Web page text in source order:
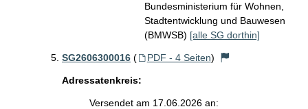
Bundesministerium für Wohnen,
Stadtentwicklung und Bauwesen
(BMWSB) [alle SG dorthin]
SG2606300016 ( PDF - 4 Seiten)
Adressatenkreis:
Versendet am 17.06.2026 an: